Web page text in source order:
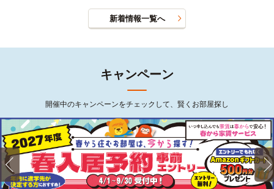
新着情報一覧へ
キャンペーン
開催中のキャンペーンをチェックして、賢くお部屋探し